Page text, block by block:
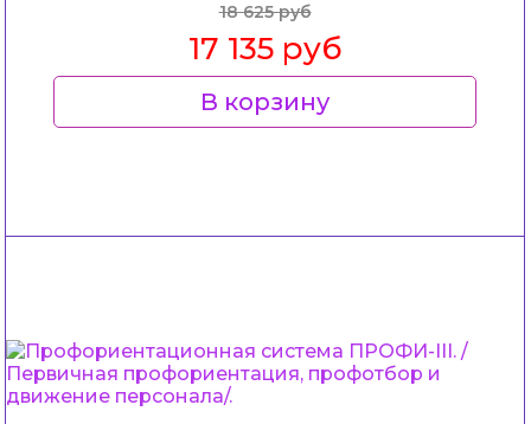
18 625 руб
17 135 руб
В корзину